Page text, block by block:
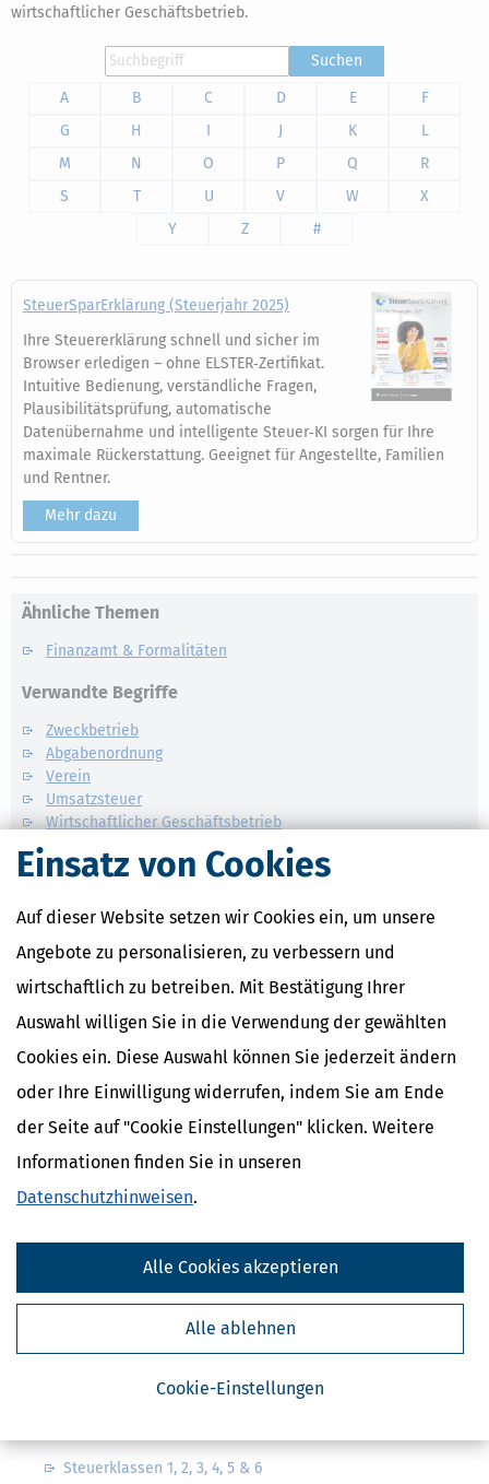
Einsatz von Cookies
Auf dieser Website setzen wir Cookies ein, um unsere
Angebote zu personalisieren, zu verbessern und
wirtschaftlich zu betreiben. Mit Bestätigung Ihrer
Auswahl willigen Sie in die Verwendung der gewählten
Cookies ein. Diese Auswahl können Sie jederzeit ändern
oder Ihre Einwilligung widerrufen, indem Sie am Ende
der Seite auf "Cookie Einstellungen" klicken. Weitere
Informationen finden Sie in unseren
Datenschutzhinweisen.
Cookie-Einstellungen
Alle ablehnen
Alle Cookies akzeptieren
wirtschaftlicher Geschäftsbetrieb.
Suchen
A
B C D E
F
G
H I J K
L
M
N O P Q
R
S
T U V W
X
Y
Z #
SteuerSparErklärung (Steuerjahr 2025)
Ihre Steuererklärung schnell und sicher im
Browser erledigen – ohne ELSTER‑Zertifikat.
Intuitive Bedienung, verständliche Fragen,
Plausibilitätsprüfung, automatische
Datenübernahme und intelligente Steuer‑KI sorgen für Ihre
maximale Rückerstattung. Geeignet für Angestellte, Familien
und Rentner.
Mehr dazu
Ähnliche Themen
Finanzamt & Formalitäten
Verwandte Begriffe
Zweckbetrieb
Abgabenordnung
Verein
Umsatzsteuer
Wirtschaftlicher Geschäftsbetrieb
Kostenlose Steuertipps & News
Ja, ich möchte die kostenlosen Newsletter
von Steuertipps abonnieren. Die
habe ich gelesen.
Steuerklassen 1, 2, 3, 4, 5 & 6